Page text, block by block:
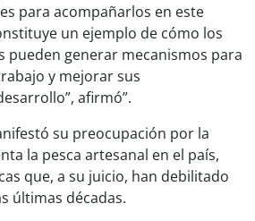
para acompañarlos en este
un ejemplo de cómo los
pueden generar mecanismos para
y mejorar sus
afirmó”.
su preocupación por la
la pesca artesanal en el país,
que, a su juicio, han debilitado
últimas décadas.